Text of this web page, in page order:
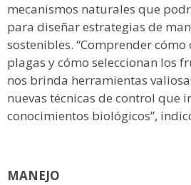
mecanismos naturales que
para diseñar estrategias de
sostenibles. “Comprender
plagas y cómo seleccionan los
nos brinda herramientas
nuevas técnicas de control que
conocimientos biológicos”,
MANEJO